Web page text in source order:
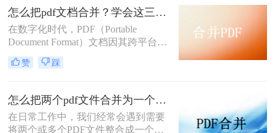
pdf呢？本文将详细介绍几种常用的方
法，帮助你轻松地将多个PDF合并成
一个PDF。
怎么把pdf文档合并？学会这三种方法就够了!
在数字化时代，PDF（Portable
Document Format）文档因其跨平台兼
容性和保持文档原貌的特性而广受欢
迎。然而，在处理多个PDF文件时，
的文档，以便于分享、存档或打印。
那么怎么把pdf文档合并呢？本文将详
细介绍几种常见的PDF合并方法，帮
赞 踩
怎么把两个pdf文件合并为一个？教你4招，轻松合并pdf！
在日常工作中，我们经常会遇到需要
将两个或多个PDF文件整合成一个单